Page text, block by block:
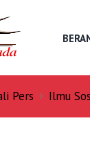
Pers Ilmu